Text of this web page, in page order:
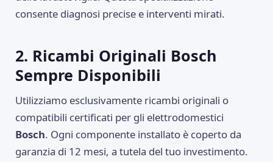
consente diagnosi precise e interventi mirati.
2. Ricambi Originali Bosch
Sempre Disponibili
Utilizziamo esclusivamente ricambi originali o
compatibili certificati per gli elettrodomestici
Bosch. Ogni componente installato è coperto da
garanzia di 12 mesi, a tutela del tuo investimento.